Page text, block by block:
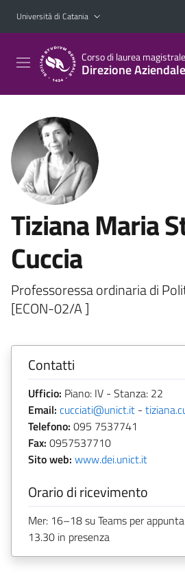
Vai al contenuto principale
Vai al menu di navigazione
Università di Catania
Corso di laurea
Direzione Aziendale
Tiziana Maria
Cuccia
Professoressa ordinaria di
[ECON-02/A ]
Contatti
Ufficio: Piano: IV - Stanza: 22
Email: cucciati@unict.it -
Telefono: 095 7537741
Fax: 0957537710
Sito web: www.dei.unict.it
Orario di ricevimento
Mer: 16–18 su Teams per
13.30 in presenza